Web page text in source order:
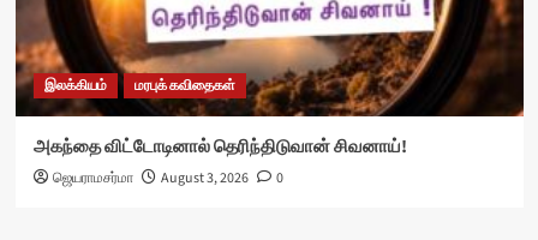
இலக்கியம் மரபுக் கவிதைகள்
அகந்தை விட்டோடினால் தெரிந்திடுவான் சிவனாய்!
ஜெயராமசர்மா August 3, 2026 0